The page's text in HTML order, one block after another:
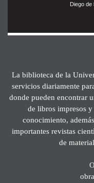
Diego de
La biblioteca de la
servicios diariamente
donde pueden encontrar
de libros impresos y
conocimiento,
importantes revistas
de